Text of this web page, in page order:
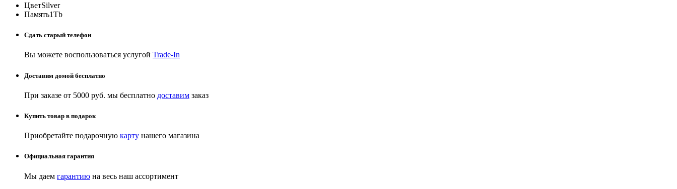
ЦветSilver
Память1Tb
Сдать старый телефон
Вы можете воспользоваться услугой Trade-In
Доставим домой бесплатно
При заказе от 5000 руб. мы бесплатно доставим заказ
Купить товар в подарок
Приобретайте подарочную карту нашего магазина
Официальная гарантия
Мы даем гарантию на весь наш ассортимент